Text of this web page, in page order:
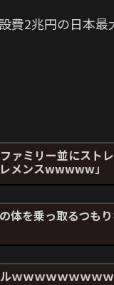
設費2兆円の日本
ァミリー並にスト
メンスwwwww」
体を乗っ取るつも
ｗｗｗｗｗｗｗｗ